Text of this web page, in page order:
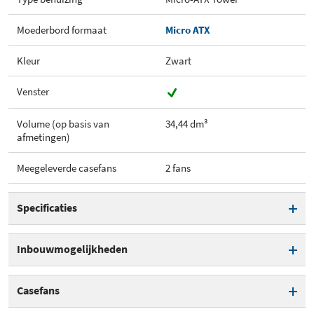
Moederbord formaat Micro ATX
Kleur Zwart
Venster
Volume (op basis van
afmetingen)
34,44 dm³
Meegeleverde casefans 2 fans
Specificaties
Moederbord formaat Micro ATX
Inbouwmogelijkheden
Casefans